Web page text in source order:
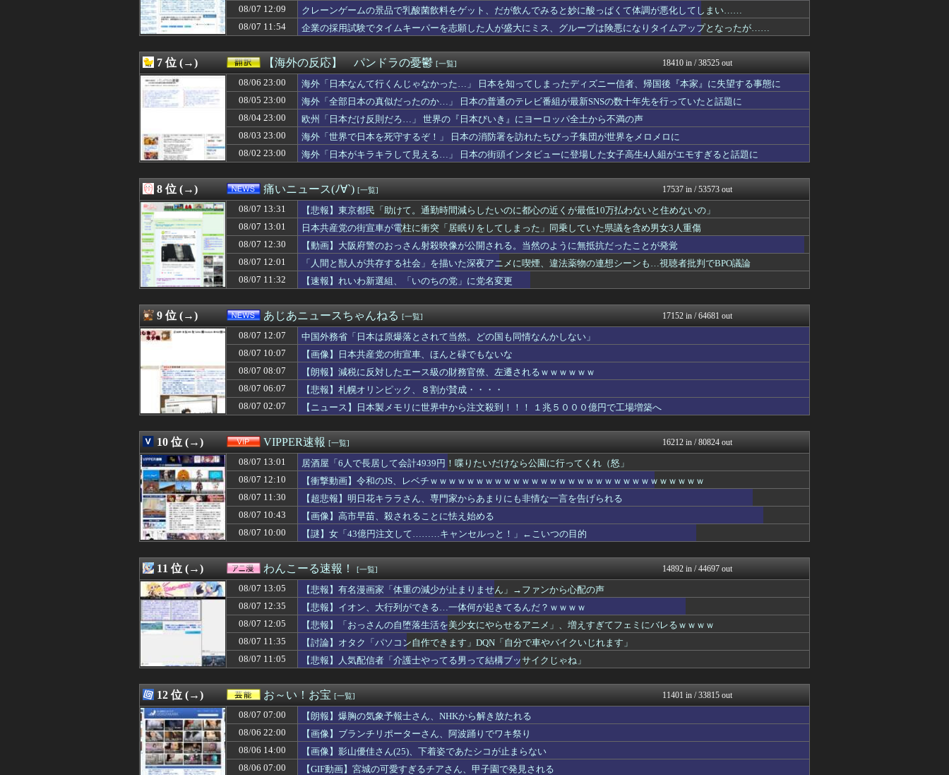
08/07 13:00
【韓国】韓国の行きたい大学【ポーランドボール】
ポーランドボール 翻訳
08/07 13:00
【朗報】プチプチで有名な川上産業、社名を「プチプチ株式会社」に変更ｗｗｗｗｗ
投資ちゃんねる
08/07 13:00
【ラブライブ！】医者「ラブライブさんの容態は？」看護師「ひとまず落ち着いてます...
コンテンツ・声優 | ラブ...
08/07 13:00
【朗報】韓国人「日本のサッカー選手、90年代の映画スターかよ」
ニチカン！
08/07 13:00
【閲覧注意】メキシコの街中で生配信した結果…麻薬カルテルがやって来て、たった3...
08/07 13:00
【悲報】吉岡里帆さん、アドリブで相手役俳優の手を取りお胸に押し当てる（※画像あ...
ラビット速報
08/07 13:00
【動画】ガチ勢同士のボンバーマン、凄いｗｗｗｗｗｗｗｗｗｗｗｗ
カンダタ速報
08/07 12:58
【画像】清宮レイ(23)さん、ありふれた普通の美少女になる
乃木坂46まとめ 乃木りん...
【高校野球】「暴力を防げなかったこと重く受け止める」広陵高校・中井哲之元監督 ...
08/07 12:57
【きめぇ】夫売喧嘩。すると…旦那「あーかあちゃん？しばらく実家に帰るから。は？...
衝撃体験！アンビリバボー｜...
08/07 12:57
やった事を私に逐一報告して「お義姉さん凄いです」と言うまで解放してくれない義兄...
婚外ちゃんねる
08/07 12:57
ゼミの新年会で彼氏の話になった途端、美人な同級生から信じられない言葉を浴びせら...
素敵な鬼女様
08/07 12:56
りんかさんが魅せる「EVRIS（エヴリス）」の秋の魅力。8月7日（金）MOVI...
ファ板速報
08/07 12:56
BEAMS初のRobloxオリジナルゲーム『マネキンから服を集めろ！』がWAK...
08/07 12:56
「夏こそウール」の新常識を提案、創業100年超の第一メリヤスが近畿大学との共同...
ファ板速報
08/07 12:56
MERCURYDUOが『ハリー・ポッター』25周年記念コレクションの予約を開始
ファ板速報
08/07 12:55
賃上げ原資を確保できない…2026年7月 「人手不足」倒産 過去最多の63件・...
国難にあってもの申す！！
08/07 12:52
【ROBOT魂】湿地帯戦用ザク16時から予約開始！お前らはこれも買うの？
ガンプラ ログ
08/07 12:52
【画像】JKダンス部、なぜか部員の８割が巨乳🫪
アナ速‐女子アナ画像速報
08/07 12:52
（ ´_ゝ`）中国、広島原爆投下から８１年を迎えたことを受け「日本は原爆被害者...
もえるあじあ(･∀･)
08/07 12:52
日本が学校外の危機管理を見直し！←「教師たちがいい加減だからね」（海外の反応）
海外さんいらっしゃい 海外...
08/07 12:50
【動画】スペイン代表のククレジャさん…めちゃくちゃ格好良くなるｗｗｗｗｗｗ
【サッカー まとめ】サカラ...
08/07 12:50
韓国人「日本のサッカー協会も性接待やってるんじゃないですか？」
ハウメニージャパン！
08/07 12:49
「人に恨みを買うようなことをしている自覚はあるんだな」と高市首相を嘲笑った左派...
『ハッピーバースデー！別れ話はなしにして僕らの門出をお祝いしよう！』元彼からメ...
トメと義弟嫁と私で買い物に→車で連れていくのに徒歩で行って、嫁たちを荷物持ちに...
婚外ちゃんねる
08/07 12:47
コデマリの花目当てでうちの庭に入ってくる知らない男の人の事を職場で愚痴ったら「...
08/07 12:47
【悲報】判定がゆるゆるなネコちゃん、見つかるｗｗｗｗｗｗ
08/07 12:46
セ・リーグでは首位阪神、2位巨人で終わったシーズンは無い
なんじぇいスタジアム＠なん...
08/07 12:46
【悲報】シャンクスさん、なんか卑屈になる
なんJ PRIDE
08/07 12:45
詐欺師「保釈金を払えば逮捕されない」 30代男性 1342万円騙し取られたあと...
かせまと！
08/07 12:45
マッマ「炒飯つくるわよ」ワイ「カニカマ入れないで💢」
育児板拾い読み
08/07 12:45
【朗報】「eF機動戦士ガンダムSEEDクライマックス」導入記念、このホール打ち...
08/07 12:45
【悲報】Z世代「求刑7年のジャンポケ斎藤は口封じに被害者殺した方が量刑軽かった...
アニゲー速報
08/07 12:41
【雑学】飛行機はどの席の乗客から搭乗させると最もスムーズに出発できるかのシミュ...
モナニュース
08/07 12:40
友達「泊めて～」私「室内犬を放し飼いにしてるよ？」友達「大丈夫！」→ しかし・...
08/07 12:40
【画像】小倉ゆうかさん、グラビア電撃復帰で水着撮影ｗｗｗｗｗｗ
08/07 12:40
中国とロシア海軍艦艇4隻が日本列島を一周…防衛省が全航路を公開！
軍事・ミリタリー速報☆彡
08/07 12:40
【悲報】フェミニスト「野球場の売り子は男がやれ！いつまで女性を奴隷扱いする気だ...
おーるじゃんる
08/07 12:39
【名探偵プリキュア】清純美少女るるかちゃん輝いてる…
プリキュアのまとめ
08/07 12:39
受験のプレッシャーで反抗期が酷くなってきた息子に「お前が馬鹿なせいで俺も馬鹿な...
衝撃体験！アンビリバボー｜...
08/07 12:39
時々大金をかけて親戚接待をする医者の義兄夫婦。今回ウトメ＆親戚十数人＆私達を旅...
08/07 12:39
【もう滅茶苦茶】韓国サッカー協会さん、国際審判員らに『性接待』をしていたことが...
08/07 12:39
妻はわかりやすい愛情表現を求めるタイプ。でも、それが苦手な俺との温度差が少しず...
鬼女はみた -修羅場・恋愛...
08/07 12:38
【画像】STU48の中村舞さん、下着姿で写真撮られてた
アナ速‐女子アナ画像速報
【悲報】イオン、大行列ができる…一体何が起きてるんだ？ｗｗｗｗ
【FGO】バッファーとしても十分使えるね。レオニダス強化みんなの反応まとめ
08/07 12:35
韓国人「北米市場で売れまくりトヨタに続き日本のホンダやスズキも今年第2四半期に...
世界の憂鬱 海外・韓国の反...
08/07 12:35
【画像あり】大食いしまくったフードファイターの後遺症、ついに明かされ始める･･...
不思議.net - 5ch...
08/07 12:35
インフルエンサー「20歳でアルファード一括で買えちゃう私って素敵」
ニュース30over
08/07 12:34
【画像】モーグル女子日本代表・中尾春香、紐ビキニ姿を公開！ 現役アスリートの激...
08/07 12:33
FC2ハメ撮り女「パンツ脱ぎ〜」ワイ「(頼む！陰毛生えててくれ！)」
08/07 12:33
【ｼｺ画像】ドスケベJKさん、何故か自らのパンツを見せつけてしまうｗｗｗｗｗｗ...
えっ!?またここのサイト?
08/07 12:32
【カーレンジャー】SMP「VRVロボ」が本日13時より予約受付開始！！プレミア...
ヒーローNEWS
08/07 12:32
【悲報】新たに小売りに届いたPS5の箱にに28年1月に物理ディスク終了しますと...
08/07 12:09
クレーンゲームの景品で乳酸菌飲料をゲット、だが飲んでみると妙に酸っぱくて体調が悪化してしまい……
08/07 11:54
企業の採用試験でタイムキーパーを志願した人が盛大にミス、グループは険悪になりタイムアップとなったが……
7 位 (→) 【海外の反応】 パンドラの憂鬱 [一覧] 18410 in / 38525 out
08/06 23:00
海外「日本なんて行くんじゃなかった…」 日本を知ってしまったディズニー信者、帰国後『本家』に失望する事態に
08/05 23:00
海外「全部日本の真似だったのか…」 日本の普通のテレビ番組が最新SNSの数十年先を行っていたと話題に
08/04 23:00
欧州「日本だけ反則だろ…」 世界の『日本びいき』にヨーロッパ全土から不満の声
08/03 23:00
海外「世界で日本を死守するぞ！」 日本の消防署を訪れたちびっ子集団が世界をメロメロに
08/02 23:00
海外「日本がキラキラして見える…」 日本の街頭インタビューに登場した女子高生4人組がエモすぎると話題に
8 位 (→) 痛いニュース(ﾉ∀`) [一覧] 17537 in / 53573 out
08/07 13:31
【悲報】東京都民「助けて。通勤時間減らしたいのに都心の近くが最低10万払わないと住めないの」
08/07 13:01
日本共産党の街宣車が電柱に衝突「居眠りをしてしまった」同乗していた県議を含め男女3人重傷
08/07 12:30
【動画】大阪府警のおっさん射殺映像が公開される。当然のように無抵抗だったことが発覚
08/07 12:01
「人間と獣人が共存する社会」を描いた深夜アニメに喫煙、違法薬物の連想シーンも…視聴者批判でBPO議論
08/07 11:32
【速報】れいわ新選組、「いのちの党」に党名変更
9 位 (→) あじあニュースちゃんねる [一覧] 17152 in / 64681 out
08/07 12:07
中国外務省「日本は原爆落とされて当然。どの国も同情なんかしない」
08/07 10:07
【画像】日本共産党の街宣車、ほんと碌でもないな
08/07 08:07
【朗報】減税に反対したエース級の財務官僚、左遷されるｗｗｗｗｗｗ
08/07 06:07
【悲報】札幌オリンピック、８割が賛成・・・・
08/07 02:07
【ニュース】日本製メモリに世界中から注文殺到！！！ １兆５０００億円で工場増築へ
10 位 (→) VIPPER速報 [一覧] 16212 in / 80824 out
08/07 13:01
居酒屋「6人で長居して会計4939円！喋りたいだけなら公園に行ってくれ（怒」
08/07 12:10
【衝撃動画】令和のJS、レベチｗｗｗｗｗｗｗｗｗｗｗｗｗｗｗｗｗｗｗｗｗｗｗｗｗｗｗｗｗｗ
08/07 11:30
【超悲報】明日花キララさん、専門家からあまりにも非情な一言を告げられる
08/07 10:43
【画像】高市早苗、殺されることに怯え始める
08/07 10:00
【謎】女「43億円注文して………キャンセルっと！」←こいつの目的
11 位 (→) わんこーる速報！ [一覧] 14892 in / 44697 out
08/07 13:05
【悲報】有名漫画家「体重の減少が止まりません」→ファンから心配の声
08/07 12:35
【悲報】イオン、大行列ができる…一体何が起きてるんだ？ｗｗｗｗ
08/07 12:05
【悲報】「おっさんの自堕落生活を美少女にやらせるアニメ」、増えすぎてフェミにバレるｗｗｗｗ
08/07 11:35
【討論】オタク「パソコン自作できます」DQN「自分で車やバイクいじれます」
08/07 11:05
【悲報】人気配信者「介護士やってる男って結構ブッサイクじゃね」
12 位 (→) お～い！お宝 [一覧] 11401 in / 33815 out
08/07 07:00
【朗報】爆胸の気象予報士さん、NHKから解き放たれる
08/06 22:00
【画像】ブランチリポーターさん、阿波踊りでワキ祭り
08/06 14:00
【画像】影山優佳さん(25)、下着姿であたシコが止まらない
08/06 07:00
【GIF動画】宮城の可愛すぎるチアさん、甲子園で発見される